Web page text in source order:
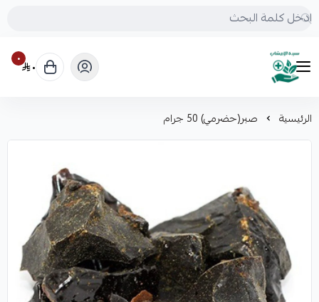
mrs.grasses
٠ ٠
الرئيسية صبر(حضرمي) 50 جرام